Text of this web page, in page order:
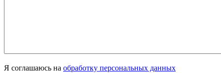
Я соглашаюсь на обработку персональных данных